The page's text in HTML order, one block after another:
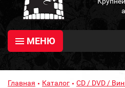
МЕНЮ
Главная Каталог CD / DVD /